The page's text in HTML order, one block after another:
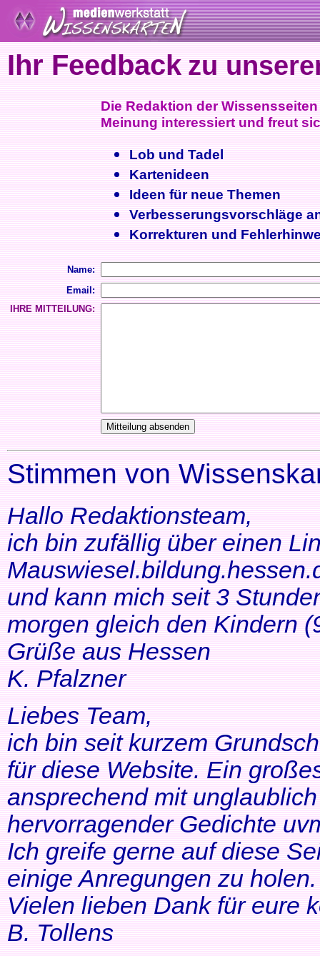
Ihr Feedback zu
Die Redaktion der
Meinung interessiert und freut
Lob und Tadel
Kartenideen
Ideen für neue Themen
Verbesserungsvorschläge
Korrekturen und
Name:
Email:
IHRE MITTEILUNG:
Stimmen von
Hallo Redaktionsteam,
ich bin zufällig über einen
und kann mich seit 3
morgen gleich den Kindern
Grüße aus Hessen
K. Pfalzner
Liebes Team,
ich bin seit kurzem
für diese Website. Ein
ansprechend mit
hervorragender Gedichte
Ich greife gerne auf diese
einige Anregungen zu
Vielen lieben Dank für eure
B. Tollens